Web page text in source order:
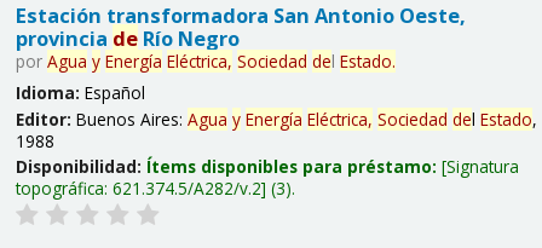
Estación transformadora San Antonio Oeste,
provincia deRío Negro
por Agua y Energía Eléctrica, Sociedad del Estado.
Idioma: Español
Editor: Buenos Aires: Agua y Energía Eléctrica, Sociedad del Estado,
1988
Disponibilidad: Ítems disponibles para préstamo: Signatura
topográfica: 621.374.5/A282/v.2 (3).